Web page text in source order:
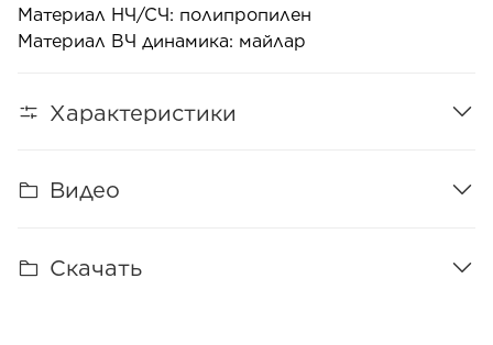
Материал НЧ/СЧ: полипропилен
Материал ВЧ динамика: майлар
Характеристики
Видео
Скачать